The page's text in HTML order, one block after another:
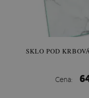
SKLO POD
Cena: